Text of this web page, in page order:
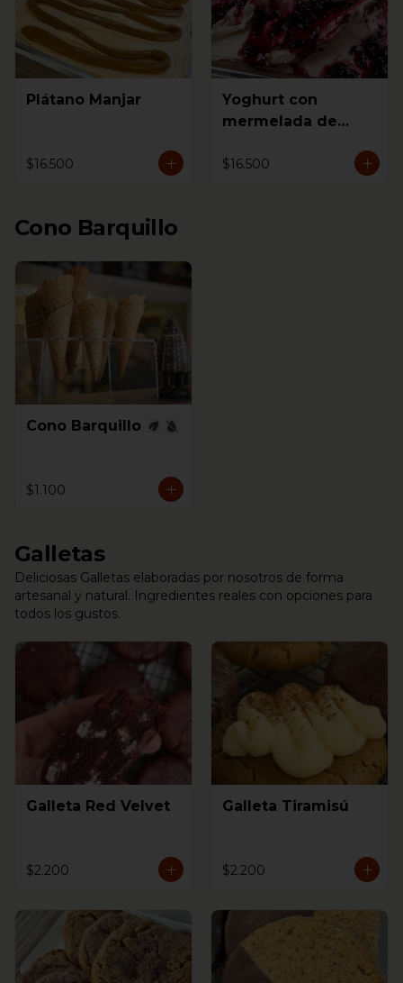
Plátano Manjar
$16.500
Yoghurt con
mermelada de
$16.500
Cono Barquillo
Cono Barquillo
$1.100
Galletas
Deliciosas Galletas elaboradas por nosotros de forma
artesanal y natural. Ingredientes reales con opciones para
todos los gustos.
Galleta Red Velvet
$2.200
Galleta Tiramisú
$2.200